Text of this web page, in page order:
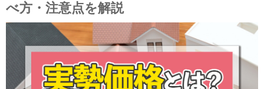
べ方・注意点を解説